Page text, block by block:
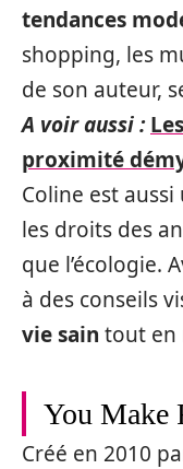
tendances
shopping, les
de son auteur,
A voir aussi :
proximité
Coline est
les droits des
que l’écologie.
à des conseils
vie sain tout en
You Make
Créé en 2010